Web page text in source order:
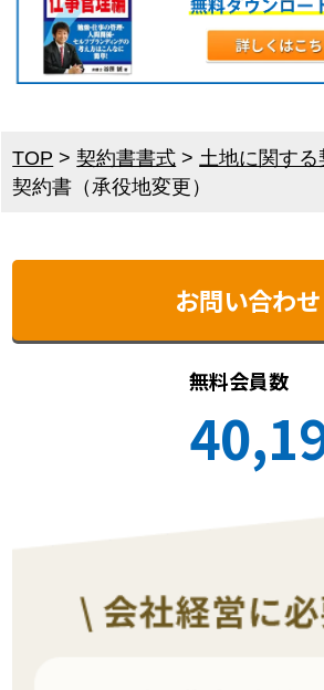
TOP >契約書書式 > 土地に関する
契約書（承役地変更）
お問い合わせ
無料会員数